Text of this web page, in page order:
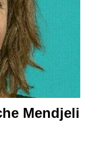
Mendjeli